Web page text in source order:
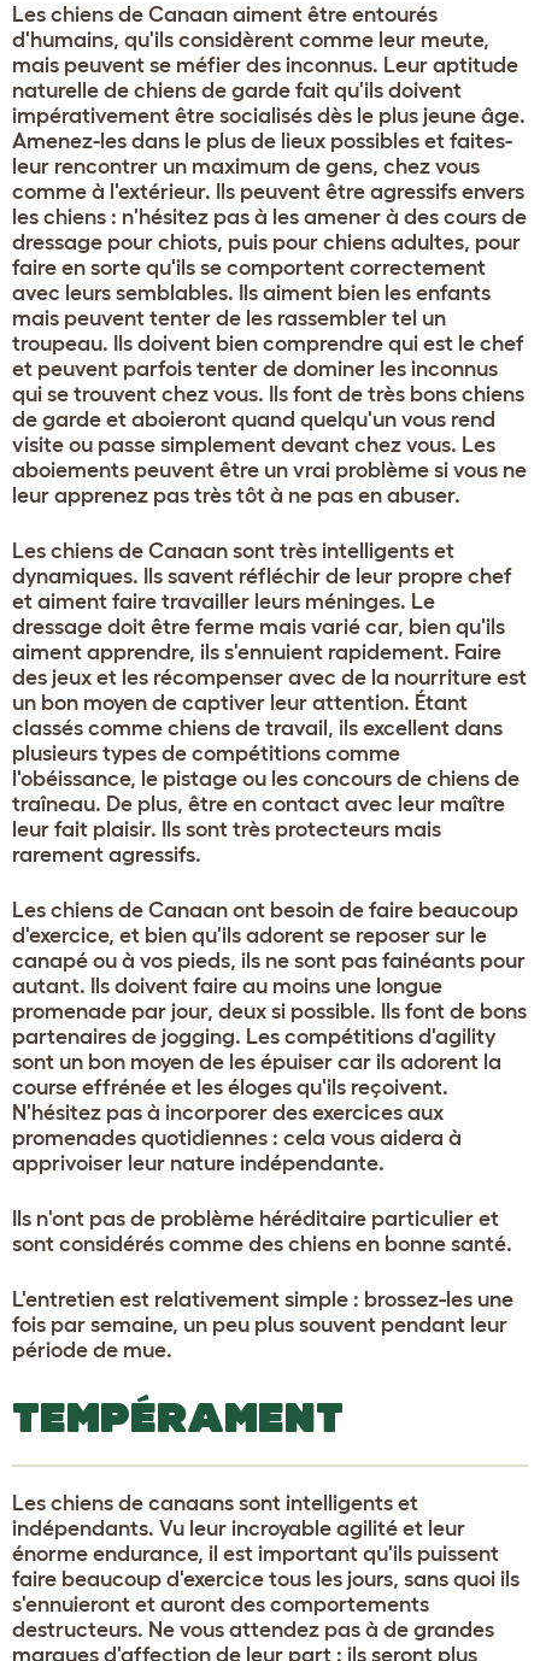
Les chiens de Canaan aiment être entourés
d'humains, qu'ils considèrent comme leur meute,
mais peuvent se méfier des inconnus. Leur aptitude
naturelle de chiens de garde fait qu'ils doivent
impérativement être socialisés dès le plus jeune âge.
Amenez-les dans le plus de lieux possibles et faites-
leur rencontrer un maximum de gens, chez vous
comme à l'extérieur. Ils peuvent être agressifs envers
les chiens : n'hésitez pas à les amener à des cours de
dressage pour chiots, puis pour chiens adultes, pour
faire en sorte qu'ils se comportent correctement
avec leurs semblables. Ils aiment bien les enfants
mais peuvent tenter de les rassembler tel un
troupeau. Ils doivent bien comprendre qui est le chef
et peuvent parfois tenter de dominer les inconnus
qui se trouvent chez vous. Ils font de très bons chiens
de garde et aboieront quand quelqu'un vous rend
visite ou passe simplement devant chez vous. Les
aboiements peuvent être un vrai problème si vous ne
leur apprenez pas très tôt à ne pas en abuser.
Les chiens de Canaan sont très intelligents et
dynamiques. Ils savent réfléchir de leur propre chef
et aiment faire travailler leurs méninges. Le
dressage doit être ferme mais varié car, bien qu'ils
aiment apprendre, ils s'ennuient rapidement. Faire
des jeux et les récompenser avec de la nourriture est
un bon moyen de captiver leur attention. Étant
classés comme chiens de travail, ils excellent dans
plusieurs types de compétitions comme
l'obéissance, le pistage ou les concours de chiens de
traîneau. De plus, être en contact avec leur maître
leur fait plaisir. Ils sont très protecteurs mais
rarement agressifs.
Les chiens de Canaan ont besoin de faire beaucoup
d'exercice, et bien qu'ils adorent se reposer sur le
canapé ou à vos pieds, ils ne sont pas fainéants pour
autant. Ils doivent faire au moins une longue
promenade par jour, deux si possible. Ils font de bons
partenaires de jogging. Les compétitions d'agility
sont un bon moyen de les épuiser car ils adorent la
course effrénée et les éloges qu'ils reçoivent.
N'hésitez pas à incorporer des exercices aux
promenades quotidiennes : cela vous aidera à
apprivoiser leur nature indépendante.
Ils n'ont pas de problème héréditaire particulier et
sont considérés comme des chiens en bonne santé.
L'entretien est relativement simple : brossez-les une
fois par semaine, un peu plus souvent pendant leur
période de mue.
TEMPÉRAMENT
Les chiens de canaans sont intelligents et
indépendants. Vu leur incroyable agilité et leur
énorme endurance, il est important qu'ils puissent
faire beaucoup d'exercice tous les jours, sans quoi ils
s'ennuieront et auront des comportements
destructeurs. Ne vous attendez pas à de grandes
marques d'affection de leur part : ils seront plus